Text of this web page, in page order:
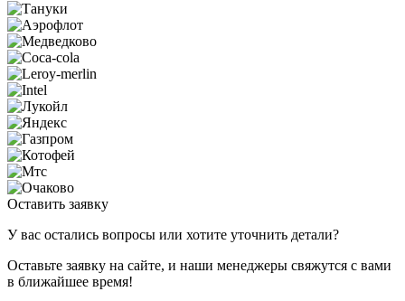
Оставить заявку
У вас остались вопросы или хотите уточнить детали?
Оставьте заявку на сайте, и наши менеджеры свяжутся с вами
в ближайшее время!